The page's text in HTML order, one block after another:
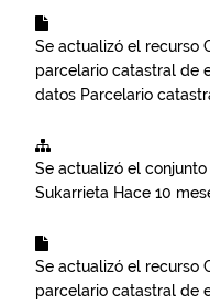
Se actualizó el recurso
parcelario catastral de
datos Parcelario
Se actualizó el
Sukarrieta Hace 10
Se actualizó el recurso
parcelario catastral de